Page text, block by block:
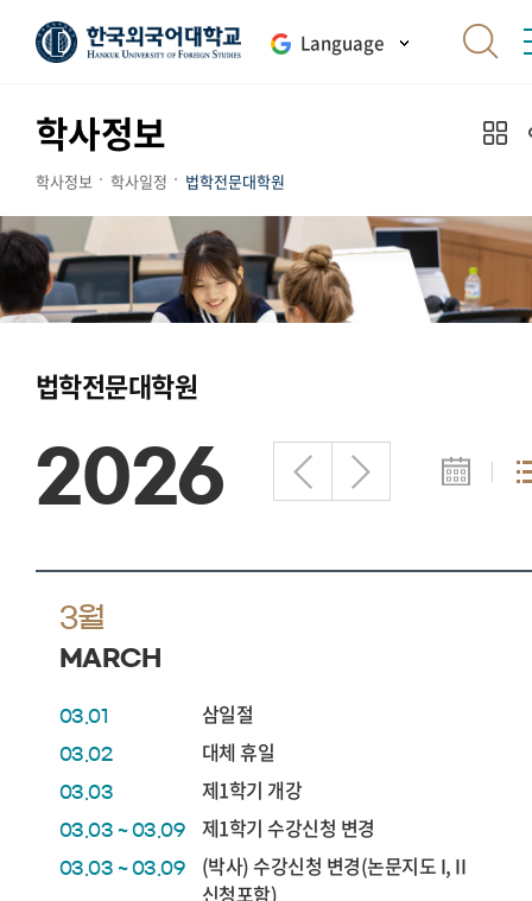
Language
학사정보
학사정보 학사일정 법학전문대학원
법학전문대학원
2026
3월
MARCH
03.01 삼일절
03.02 대체 휴일
03.03 제1학기 개강
03.03 ~ 03.09 제1학기 수강신청 변경
03.03 ~ 03.09
(박사) 수강신청 변경(논문지도 I, II
신청포함)